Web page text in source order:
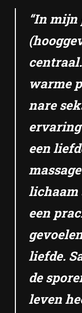
“In
warme
nare
een
lichaam
een
liefde.
de
leven